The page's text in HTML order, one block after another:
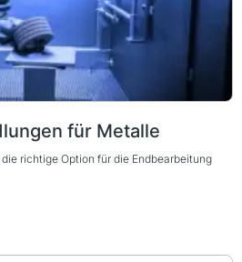
für Metalle
richtige Option für die Endbearbeitung